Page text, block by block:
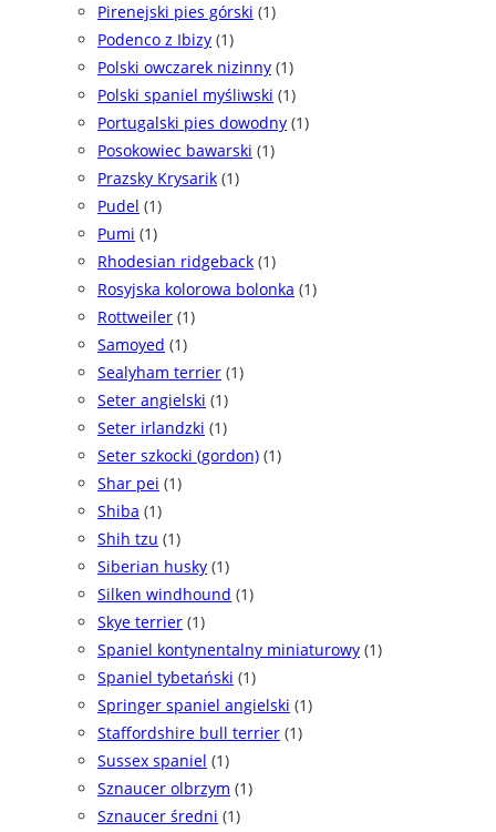
Pirenejski pies górski (1)
Podenco z Ibizy (1)
Polski owczarek nizinny (1)
Polski spaniel myśliwski (1)
Portugalski pies dowodny (1)
Posokowiec bawarski (1)
Prazsky Krysarik (1)
Pudel (1)
Pumi (1)
Rhodesian ridgeback (1)
Rosyjska kolorowa bolonka (1)
Rottweiler (1)
Samoyed (1)
Sealyham terrier (1)
Seter angielski (1)
Seter irlandzki (1)
Seter szkocki (gordon) (1)
Shar pei (1)
Shiba (1)
Shih tzu (1)
Siberian husky (1)
Silken windhound (1)
Skye terrier (1)
Spaniel kontynentalny miniaturowy (1)
Spaniel tybetański (1)
Springer spaniel angielski (1)
Staffordshire bull terrier (1)
Sussex spaniel (1)
Sznaucer olbrzym (1)
Sznaucer średni (1)